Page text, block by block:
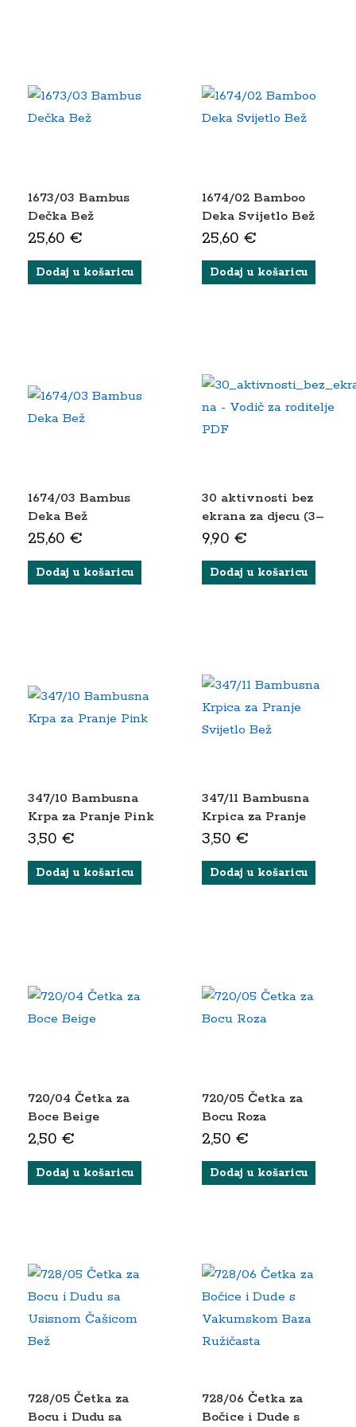
1673/03 Bambus
Dečka Bež
25,60 €
Dodaj u košaricu
1674/02 Bamboo
Deka Svijetlo Bež
25,60 €
Dodaj u košaricu
1674/03 Bambus
Deka Bež
25,60 €
Dodaj u košaricu
30 aktivnosti bez
ekrana za djecu (3–
6 godina) – PDF
9,90 €
Dodaj u košaricu
347/10 Bambusna
Krpa za Pranje Pink
3,50 €
Dodaj u košaricu
347/11 Bambusna
Krpica za Pranje
Svijetlo Bež
3,50 €
Dodaj u košaricu
720/04 Četka za
Boce Beige
2,50 €
Dodaj u košaricu
720/05 Četka za
Bocu Roza
2,50 €
Dodaj u košaricu
728/05 Četka za
Bocu i Dudu sa
728/06 Četka za
Bočice i Dude s